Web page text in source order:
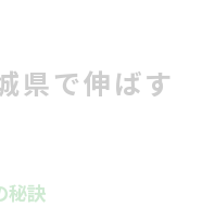
県で伸ばす
秘訣